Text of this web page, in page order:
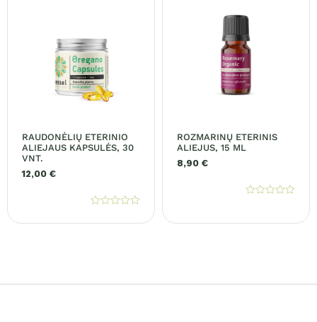
RAUDONĖLIŲ ETERINIO
ALIEJAUS KAPSULĖS, 30
VNT.
12,00 €
0
ROZMARINŲ ETERINIS
ALIEJUS, 15 ML
8,90 €
iš